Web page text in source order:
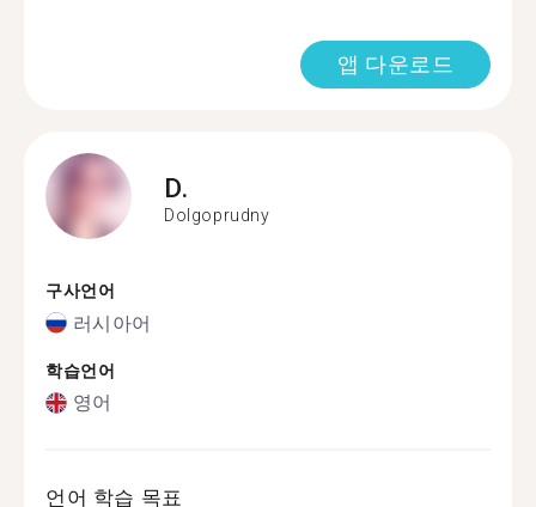
앱 다운로드
D.
Dolgoprudny
구사언어
러시아어
학습언어
영어
언어 학습 목표